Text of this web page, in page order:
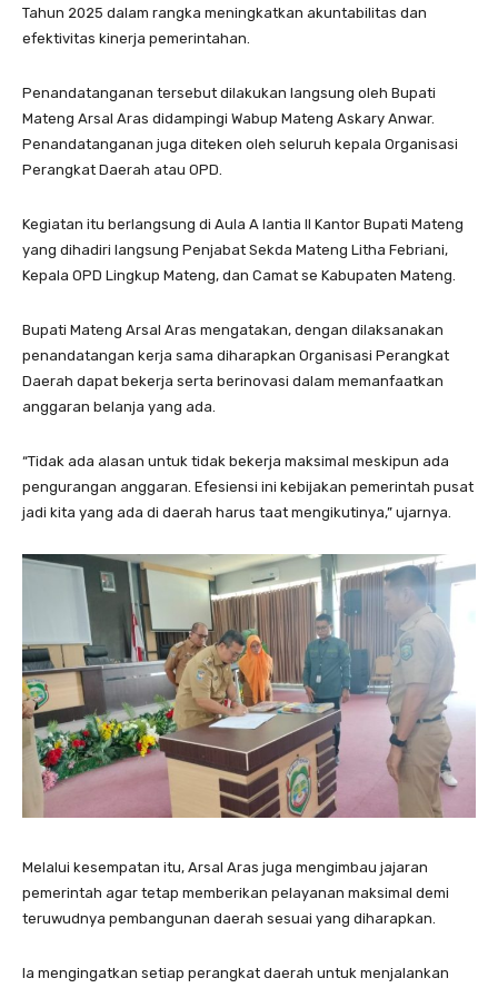
Tahun 2025 dalam rangka meningkatkan akuntabilitas dan
efektivitas kinerja pemerintahan.
Penandatanganan tersebut dilakukan langsung oleh Bupati
Mateng Arsal Aras didampingi Wabup Mateng Askary Anwar.
Penandatanganan juga diteken oleh seluruh kepala Organisasi
Perangkat Daerah atau OPD.
Kegiatan itu berlangsung di Aula A lantia ll Kantor Bupati Mateng
yang dihadiri langsung Penjabat Sekda Mateng Litha Febriani,
Kepala OPD Lingkup Mateng, dan Camat se Kabupaten Mateng.
Bupati Mateng Arsal Aras mengatakan, dengan dilaksanakan
penandatangan kerja sama diharapkan Organisasi Perangkat
Daerah dapat bekerja serta berinovasi dalam memanfaatkan
anggaran belanja yang ada.
“Tidak ada alasan untuk tidak bekerja maksimal meskipun ada
pengurangan anggaran. Efesiensi ini kebijakan pemerintah pusat
jadi kita yang ada di daerah harus taat mengikutinya,” ujarnya.
Melalui kesempatan itu, Arsal Aras juga mengimbau jajaran
pemerintah agar tetap memberikan pelayanan maksimal demi
teruwudnya pembangunan daerah sesuai yang diharapkan.
Ia mengingatkan setiap perangkat daerah untuk menjalankan